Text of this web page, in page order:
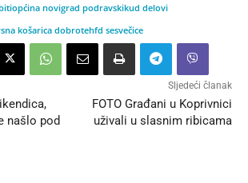
općina novigrad podravskikud delovi
košarica dobrotehfd sesvečice
našlo pod
Sljedeći članak
FOTO Građani u Koprivnici
uživali u slasnim ribicama